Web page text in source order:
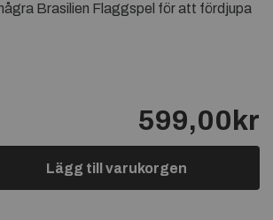
Brasilien Flaggspel för att fördjupa
599,00kr
Lägg till varukorgen